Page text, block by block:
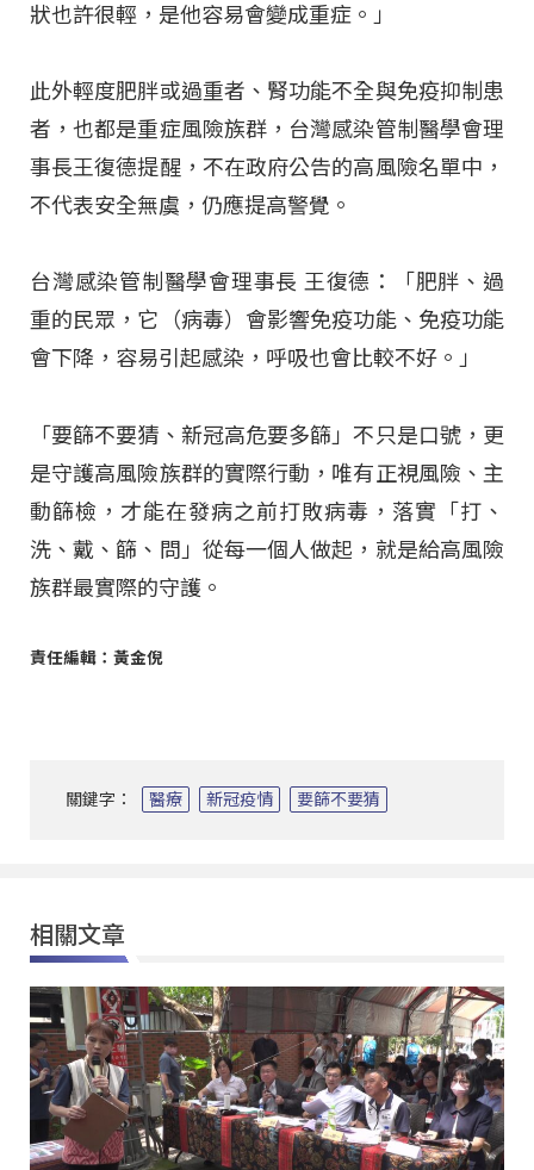
狀也許很輕，是他容易會變成重症。」
此外輕度肥胖或過重者、腎功能不全與免疫抑制患
者，也都是重症風險族群，台灣感染管制醫學會理
事長王復德提醒，不在政府公告的高風險名單中，
不代表安全無虞，仍應提高警覺。
台灣感染管制醫學會理事長 王復德：「肥胖、過
重的民眾，它（病毒）會影響免疫功能、免疫功能
會下降，容易引起感染，呼吸也會比較不好。」
「要篩不要猜、新冠高危要多篩」不只是口號，更
是守護高風險族群的實際行動，唯有正視風險、主
動篩檢，才能在發病之前打敗病毒，落實「打、
洗、戴、篩、問」從每一個人做起，就是給高風險
族群最實際的守護。
責任編輯：黃金倪
關鍵字： 醫療 新冠疫情 要篩不要猜
相關文章